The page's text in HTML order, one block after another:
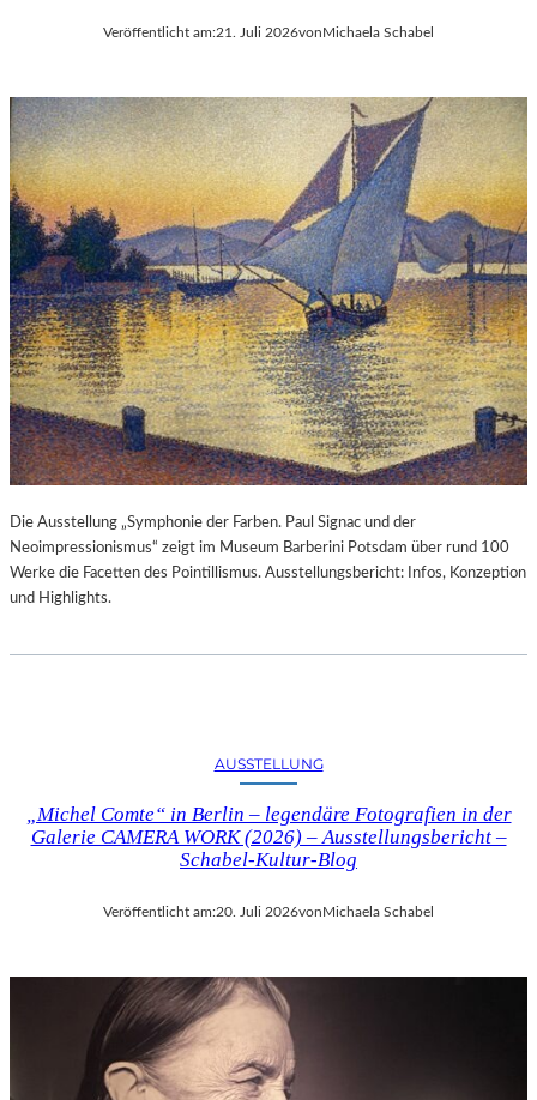
Veröffentlicht am:21. Juli 2026von Michaela Schabel
Die Ausstellung „Symphonie der Farben. Paul Signac und der
Neoimpressionismus“ zeigt im Museum Barberini Potsdam über rund 100
Werke die Facetten des Pointillismus. Ausstellungsbericht: Infos, Konzeption
und Highlights.
AUSSTELLUNG
„Michel Comte“ in Berlin – legendäre Fotografien in der
Galerie CAMERA WORK (2026) – Ausstellungsbericht –
Schabel-Kultur-Blog
Veröffentlicht am:20. Juli 2026vonMichaela Schabel